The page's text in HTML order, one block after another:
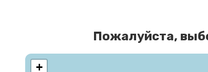
Пожалуйста,
+